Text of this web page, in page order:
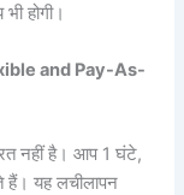
होगी।
and Pay-As-
नहीं है। आप 1 घंटे,
यह लचीलापन